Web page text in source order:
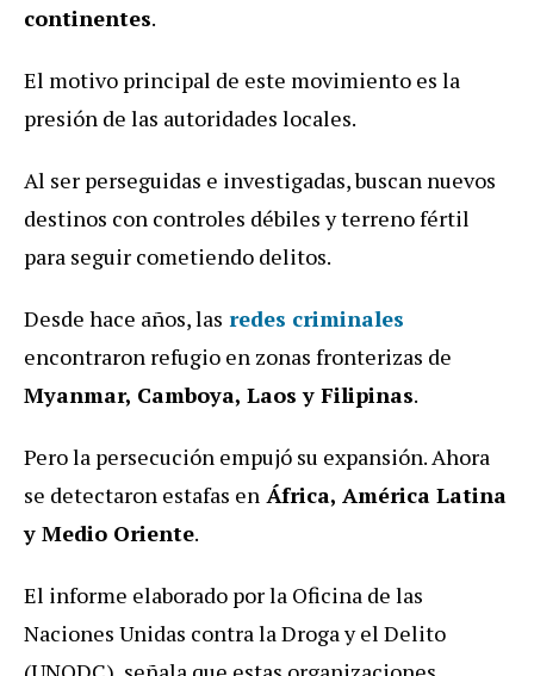
continentes.
El motivo principal de este movimiento es la
presión de las autoridades locales.
Al ser perseguidas e investigadas, buscan nuevos
destinos con controles débiles y terreno fértil
para seguir cometiendo delitos.
Desde hace años, las redes criminales
encontraron refugio en zonas fronterizas de
Myanmar, Camboya, Laos y Filipinas.
Pero la persecución empujó su expansión. Ahora
se detectaron estafas en África, América Latina
y Medio Oriente.
El informe elaborado por la Oficina de las
Naciones Unidas contra la Droga y el Delito